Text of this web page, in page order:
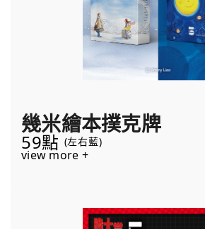
幾米繪本撲克牌
59點 (左右藍)
view more +